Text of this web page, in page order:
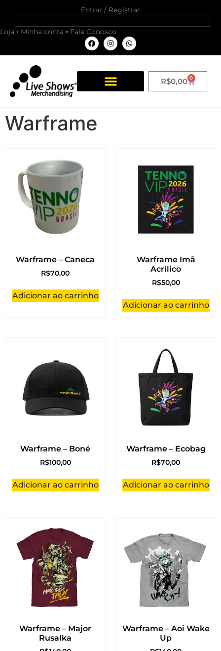
Entrar / Registrar
Loja Minha conta Fale Conosco
R$0,00 0
Warframe
Warframe – Caneca
R$70,00
Adicionar ao carrinho
Warframe Imã
Acrílico
R$50,00
Adicionar ao carrinho
Warframe – Boné
R$100,00
Adicionar ao carrinho
Warframe – Ecobag
R$70,00
Adicionar ao carrinho
Warframe – Major
Rusalka
Warframe – Aoi Wake
Up